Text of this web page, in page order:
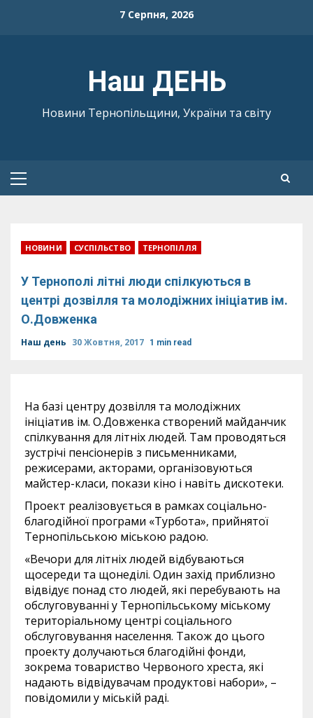
7 Серпня, 2026
Наш ДЕНЬ
Новини Тернопільщини, України та світу
Primary
НОВИНИ СУСПІЛЬСТВО ТЕРНОПІЛЛЯ
У Тернополі літні люди спілкуються в
центрі дозвілля та молодіжних ініціатив ім.
О.Довженка
Наш день 30 Жовтня, 2017 1 min read
На базі центру дозвілля та молодіжних
ініціатив ім. О.Довженка створений майданчик
спілкування для літніх людей. Там проводяться
зустрічі пенсіонерів з письменниками,
режисерами, акторами, організовуються
майстер-класи, покази кіно і навіть дискотеки.
Проект реалізовується в рамках соціально-
благодійної програми «Турбота», прийнятої
Тернопільською міською радою.
«Вечори для літніх людей відбуваються
щосереди та щонеділі. Один захід приблизно
відвідує понад сто людей, які перебувають на
обслуговуванні у Тернопільському міському
територіальному центрі соціального
обслуговування населення. Також до цього
проекту долучаються благодійні фонди,
зокрема товариство Червоного хреста, які
надають відвідувачам продуктові набори», –
повідомили у міській раді.